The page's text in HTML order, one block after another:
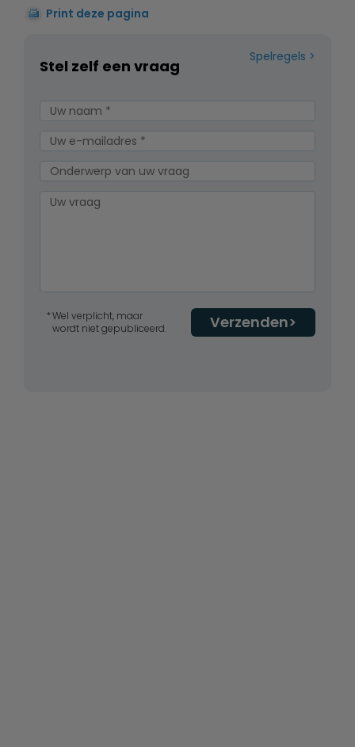
Print deze pagina
Spelregels
Stel zelf een vraag
Verzenden
Wel verplicht, maar
wordt niet gepubliceerd.